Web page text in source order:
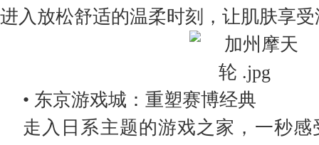
进入放松舒适的温柔时刻，让肌肤享
• 东京游戏城：重塑赛博经典
走入日系主题的游戏之家，一秒